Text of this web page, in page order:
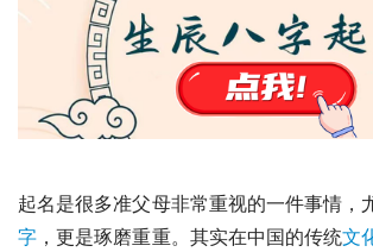
起名是很多准父母非常重视的一件事情，
字 ，更是琢磨重重。其实在中国的传统文